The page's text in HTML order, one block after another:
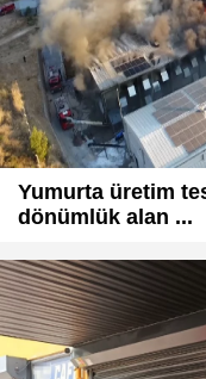
Yumurta üretim
dönümlük alan ...